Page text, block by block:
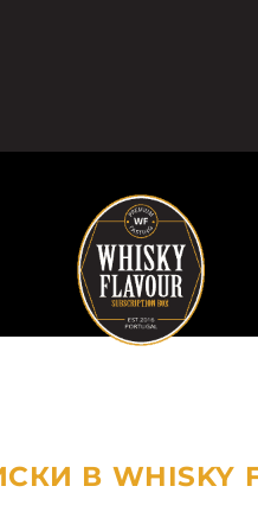
В WHISKY